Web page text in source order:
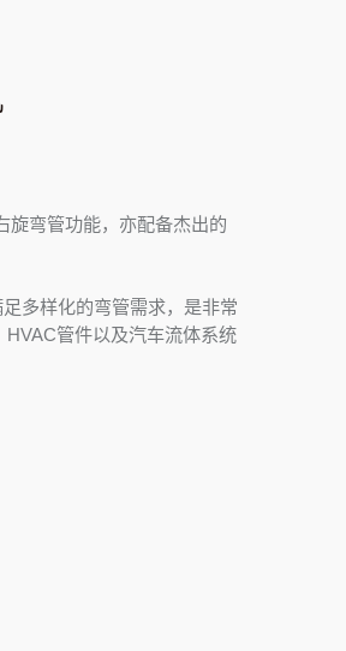
旋弯管功能，亦配备杰出的
多样化的弯管需求，是非常
管件以及汽车流体系统